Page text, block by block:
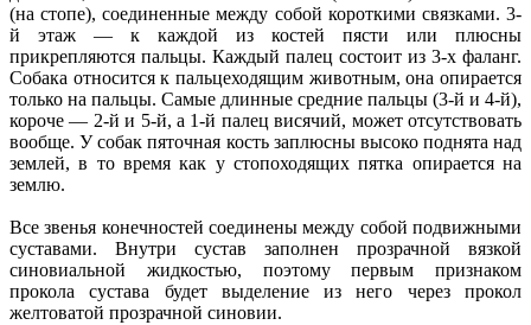
(на стопе), соединенные между собой короткими связками. 3-
й этаж — к каждой из костей пясти или плюсны
прикрепляются пальцы. Каждый палец состоит из 3-х фаланг.
Собака относится к пальцеходящим животным, она опирается
только на пальцы. Самые длинные средние пальцы (3-й и 4-й),
короче — 2-й и 5-й, а 1-й палец висячий, может отсутствовать
вообще. У собак пяточная кость заплюсны высоко поднята над
землей, в то время как у стопоходящих пятка опирается на
землю.
Все звенья конечностей соединены между собой подвижными
суставами. Внутри сустав заполнен прозрачной вязкой
синовиальной жидкостью, поэтому первым признаком
прокола сустава будет выделение из него через прокол
желтоватой прозрачной синовии.